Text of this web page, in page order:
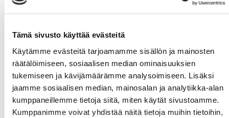
Tämä sivusto käyttää evästeitä
Käytämme evästeitä tarjoamamme sisällön ja mainosten
räätälöimiseen, sosiaalisen median ominaisuuksien
tukemiseen ja kävijämäärämme analysoimiseen. Lisäksi
jaamme sosiaalisen median, mainosalan ja analytiikka-alan
kumppaneillemme tietoja siitä, miten käytät sivustoamme.
Kumppanimme voivat yhdistää näitä tietoja muihin tietoihin,
lukuvuodessa.
Verkkokauppa
Uusimmat uutiset
06.08. Syksyn Kalenterit julkaistaan ma 17.8.2026
29.07. Syksyn MoWe Card myynnissä